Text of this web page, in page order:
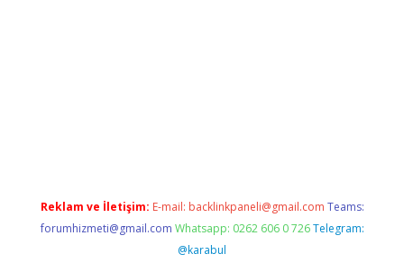
Reklam ve İletişim: E-mail: backlinkpaneli@gmail.com Teams:
forumhizmeti@gmail.com Whatsapp: 0262 606 0 726 Telegram:
@karabul